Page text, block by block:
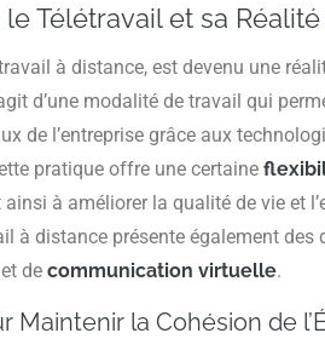
Télétravail et sa
à distance, est devenu une
d’une modalité de travail qui
de l’entreprise grâce aux
pratique offre une certaine
à améliorer la qualité de vie et
à distance présente également
et decommunication virtuelle.
Maintenir la Cohésion de